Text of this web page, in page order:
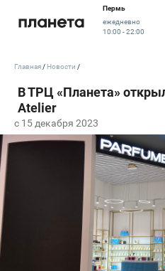
Пермь
ежедневно
10:00 - 22:00
c 15 декабря 2023
Главная Новости